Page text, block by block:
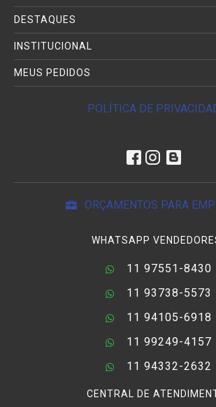
DESTAQUES
INSTITUCIONAL
MEUS PEDIDOS
POLÍTICA DE
ORÇAMENTOS PARA
WHATSAPP
11 97551-8430
11 93738-5573
11 94105-6918
11 99249-4157
11 94332-2632
CENTRAL DE